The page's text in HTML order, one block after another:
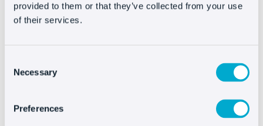
provided to them or that they’ve collected from your use
of their services.
Selection
Necessary
Preferences
Scopri i benefici che